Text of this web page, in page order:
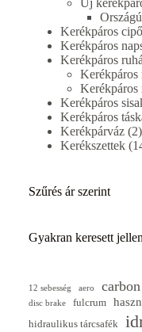
Új
Kerékpáros cipő
Kerékpáros
Kerékpáros
Kerékpáros
Kerékpáros
Kerékpáros
Kerékpáros
Kerékpárváz 22
Kerékszettek
Szűrés ár szerint
Gyakran keresett
12 sebesség aero carbon
disc brake fulcrum
hidraulikus tárcsafék